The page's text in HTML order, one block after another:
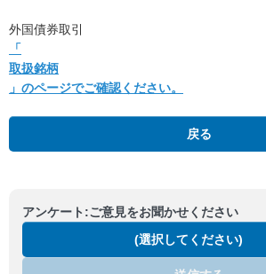
外国債券取引
「
取扱銘柄
」のページでご確認ください。
戻る
アンケート:ご意見をお聞かせください
(選択してください)